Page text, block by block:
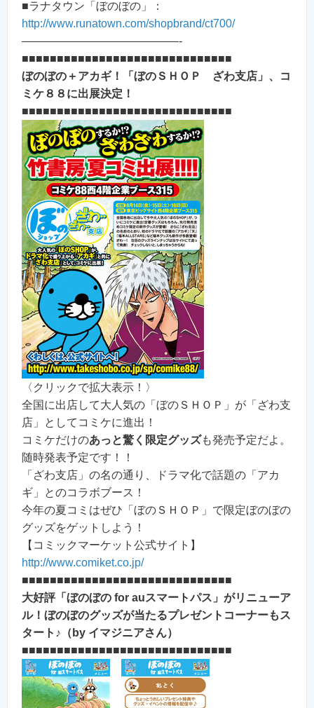
■ラナタウン「ぼのぼの」：
http://www.runatown.com/shopbrand/ct700/
——————————————-
■■■■■■■■■■■■■■■■■■■■■■■■■■■■■■
ぼのぼの＋アカギ！「ぼのＳＨＯＰ ざわ支店」、コ
ミケ８８に出展決定！
■■■■■■■■■■■■■■■■■■■■■■■■■■■■■■
〈クリックで拡大表示！〉
全国に出店して大人気の「ぼのＳＨＯＰ」が「ざわ支
店」としてコミケに進出！
コミケだけのあっと驚く限定グッズも発売予定だよ。
随時発表予定です！！
「ざわ支店」の名の通り、ドラマ化で話題の「アカ
ギ」とのコラボブース！
今年の夏コミはぜひ「ぼのＳＨＯＰ」で限定ぼのぼの
グッズをゲットしよう！
【コミックマーケット公式サイト】
http://www.comiket.co.jp/
■■■■■■■■■■■■■■■■■■■■■■■■■■■■■■
大好評「ぼのぼの for auスマートパス」がリニューア
ル！ぼのぼのグッズが当たるプレゼントコーナーもス
タート♪（by イマジニアさん）
■■■■■■■■■■■■■■■■■■■■■■■■■■■■■■